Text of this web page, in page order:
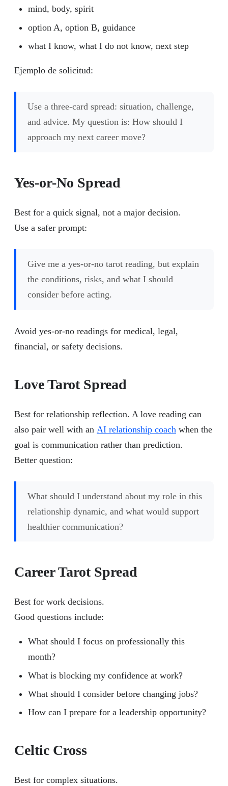
mind, body, spirit
option A, option B, guidance
what I know, what I do not know, next step
Ejemplo de solicitud:
Use a three-card spread: situation, challenge,
and advice. My question is: How should I
approach my next career move?
Yes-or-No Spread
Best for a quick signal, not a major decision.
Use a safer prompt:
Give me a yes-or-no tarot reading, but explain
the conditions, risks, and what I should
consider before acting.
Avoid yes-or-no readings for medical, legal,
financial, or safety decisions.
Love Tarot Spread
Best for relationship reflection. A love reading can
also pair well with an AI relationship coach when the
goal is communication rather than prediction.
Better question:
What should I understand about my role in this
relationship dynamic, and what would support
healthier communication?
Career Tarot Spread
Best for work decisions.
Good questions include:
What should I focus on professionally this
month?
What is blocking my confidence at work?
What should I consider before changing jobs?
How can I prepare for a leadership opportunity?
Celtic Cross
Best for complex situations.